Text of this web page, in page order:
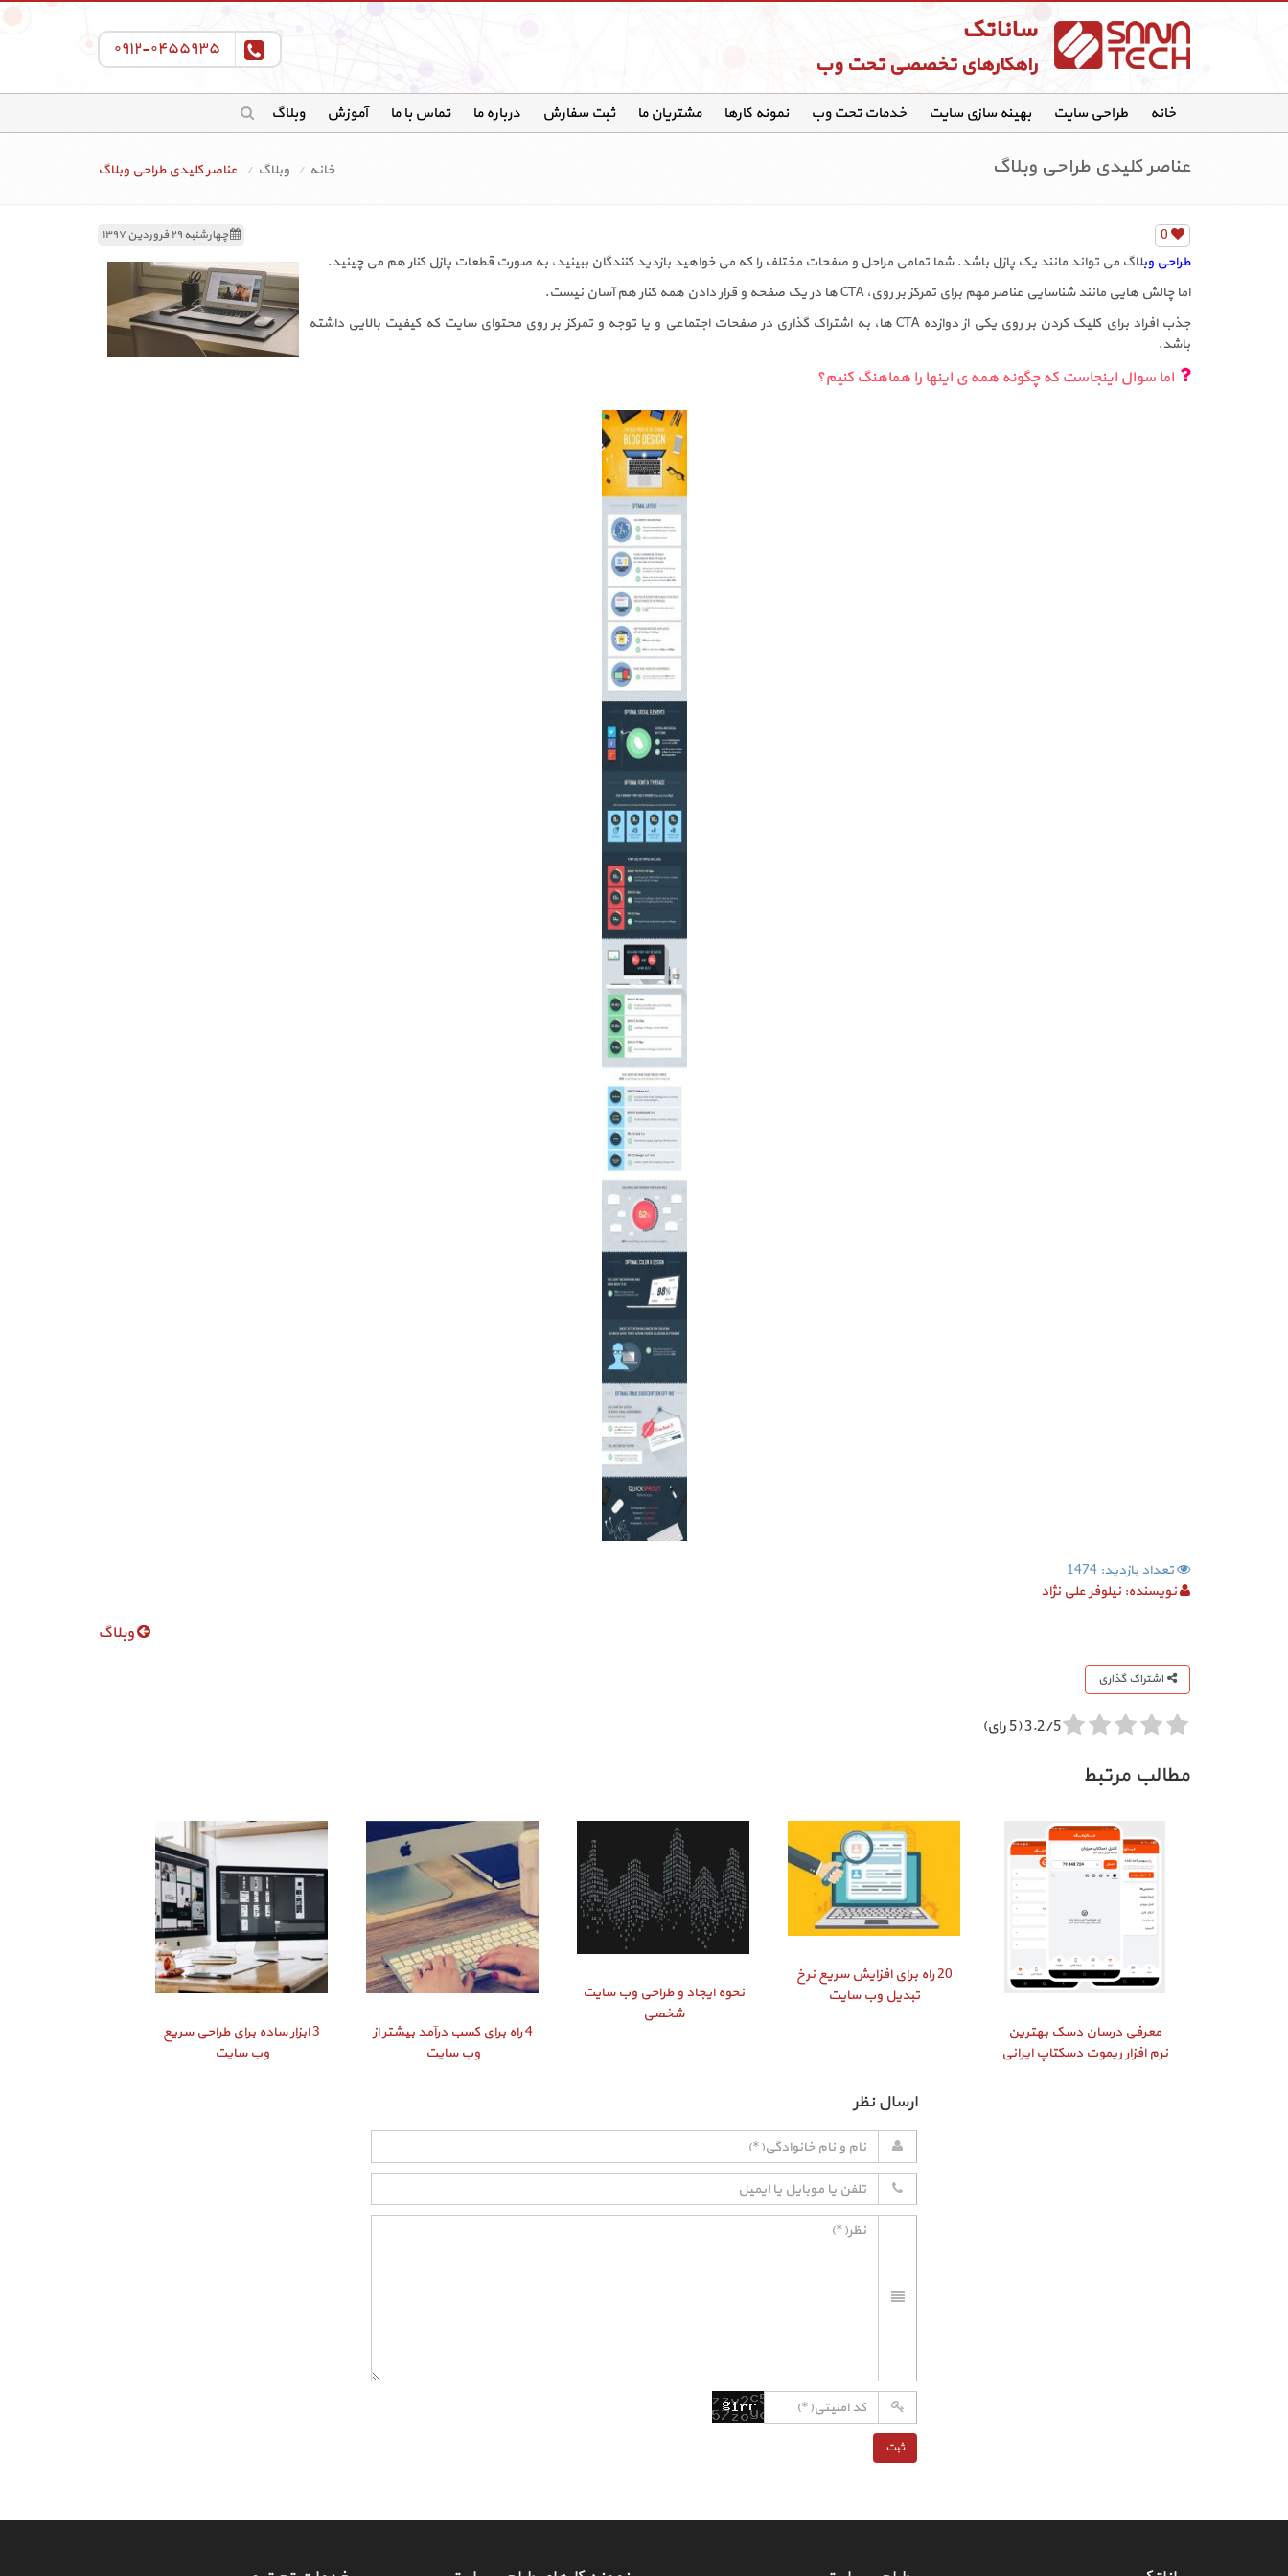
ساناتک
راهکارهای تخصصی تحت وب
۰۹۱۲-۰۴۵۵۹۳۵
خانه طراحی سایت بهینه سازی سایت خدمات تحت وب نمونه کارها مشتریان ما ثبت سفارش درباره ما تماس با ما آموزش وبلاگ
خانه وبلاگ عناصر کلیدی طراحی وبلاگ عناصر کلیدی طراحی وبلاگ
چهارشنبه ۲۹ فروردین ۱۳۹۷
0
طراحی وبلاگ می تواند مانند یک پازل باشد. شما تمامی مراحل و صفحات مختلف را که می خواهید بازدید کنندگان ببینید، به صورت قطعات پازل کنار هم می چینید.
اما چالش هایی مانند شناسایی عناصر مهم برای تمرکز بر روی، CTA ها در یک صفحه و قرار دادن همه کنار هم آسان نیست.
جذب افراد برای کلیک کردن بر روی یکی از دوازده CTA ها، به اشتراک گذاری در صفحات اجتماعی و یا توجه و تمرکز بر روی محتوای سایت که کیفیت بالایی داشته
باشد.
اما سوال اینجاست که چگونه همه ی اینها را هماهنگ کنیم؟
تعداد بازدید: 1474
نویسنده: نیلوفر علی نژاد
وبلاگ
اشتراک گذاری
3.2/5 (5 رای)
مطالب مرتبط
معرفی درسان دسک بهترین
نرم افزار ریموت دسکتاپ ایرانی
20 راه برای افزایش سریع نرخ
تبدیل وب سایت
نحوه ایجاد و طراحی وب سایت
شخصی
4 راه برای کسب درآمد بیشتر از
وب سایت
3 ابزار ساده برای طراحی سریع
وب سایت
ارسال نظر